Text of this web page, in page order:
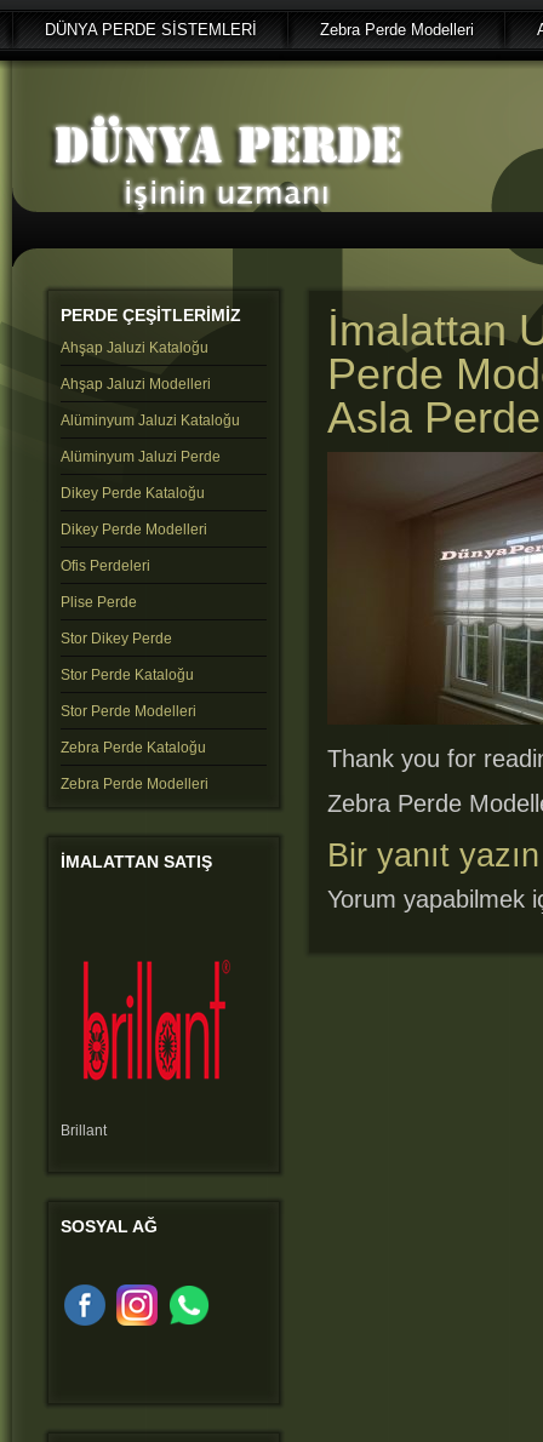
DÜNYA PERDE SİSTEMLERİ Zebra Perde Modelleri
İmalattan
Perde
Asla Perde
Thank you for
Zebra Perde
Bir yanıt yazın
Yorum yapabilmek
PERDE ÇEŞİTLERİMİZ
Ahşap Jaluzi Kataloğu
Ahşap Jaluzi Modelleri
Alüminyum Jaluzi Kataloğu
Alüminyum Jaluzi Perde
Dikey Perde Kataloğu
Dikey Perde Modelleri
Ofis Perdeleri
Plise Perde
Stor Dikey Perde
Stor Perde Kataloğu
Stor Perde Modelleri
Zebra Perde Kataloğu
Zebra Perde Modelleri
IMALATTAN SATIŞ
Brillant
SOSYAL AĞ